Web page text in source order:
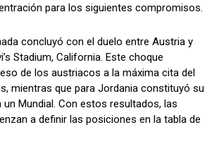
para los siguientes compromisos.
concluyó con el duelo entre Austria y
Stadium, California. Este choque
de los austriacos a la máxima cita del
mientras que para Jordania constituyó su
Mundial. Con estos resultados, las
a definir las posiciones en la tabla de